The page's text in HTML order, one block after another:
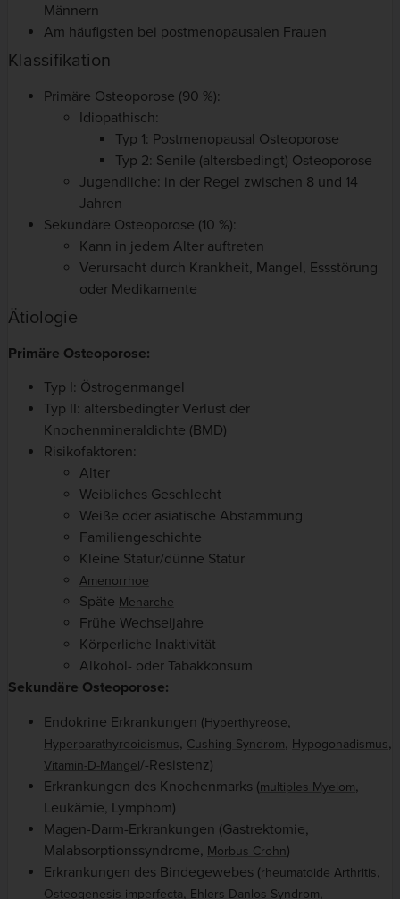
Männern
Am häufigsten bei postmenopausalen Frauen
Klassifikation
Primäre Osteoporose (90 %):
Idiopathisch:
Typ 1: Postmenopausal Osteoporose
Typ 2: Senile (altersbedingt) Osteoporose
Jugendliche: in der Regel zwischen 8 und 14
Jahren
Sekundäre Osteoporose (10 %):
Kann in jedem Alter auftreten
Verursacht durch Krankheit, Mangel, Essstörung
oder Medikamente
Ätiologie
Primäre Osteoporose:
Typ I: Östrogenmangel
Typ II: altersbedingter Verlust der
Knochenmineraldichte (BMD)
Risikofaktoren:
Alter
Weibliches Geschlecht
Weiße oder asiatische Abstammung
Familiengeschichte
Kleine Statur/dünne Statur
Amenorrhoe
Späte Menarche
Frühe Wechseljahre
Körperliche Inaktivität
Alkohol- oder Tabakkonsum
Sekundäre Osteoporose:
Endokrine Erkrankungen (Hyperthyreose,
Hyperparathyreoidismus, Cushing-Syndrom, Hypogonadismus,
Vitamin-D-Mangel/-Resistenz)
Erkrankungen des Knochenmarks (multiples Myelom,
Leukämie, Lymphom)
Magen-Darm-Erkrankungen (Gastrektomie,
Malabsorptionssyndrome, Morbus Crohn)
Erkrankungen des Bindegewebes (rheumatoide Arthritis,
Osteogenesis imperfecta, Ehlers-Danlos-Syndrom,